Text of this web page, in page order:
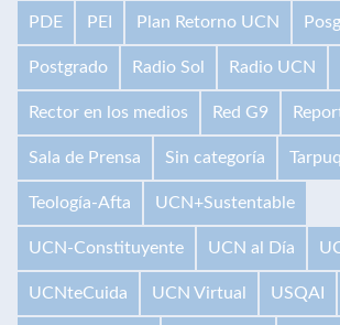
PDE PEI Plan Retorno UCN
Postgrado Radio Sol Radio UCN
Rector en los medios Red G9
Sala de Prensa Sin categoría Tarpuq
Teología-Afta UCN+Sustentable
UCN-Constituyente UCN al Día
UCNteCuida UCN Virtual USQAI